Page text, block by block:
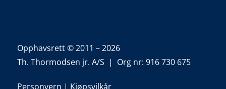
Opphavsrett © 2011 – 2026
Th. Thormodsen jr. A/S | Org nr: 916 730 675
Personvern | Kjøpsvilkår